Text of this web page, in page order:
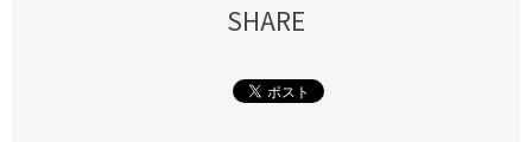
SHARE